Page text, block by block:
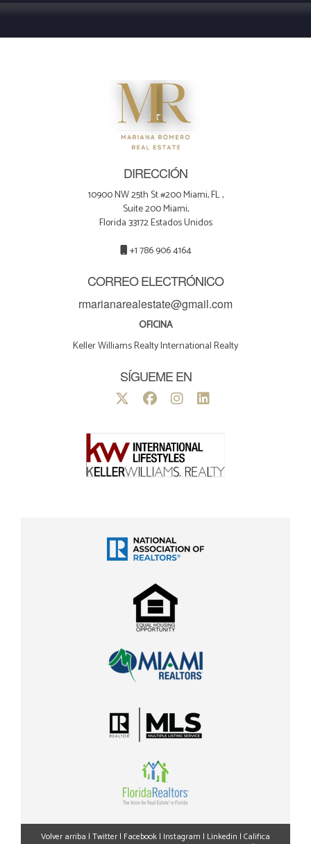
DIRECCIÓN
10900 NW 25th St #200 Miami, FL ,
Suite 200 Miami,
Florida 33172 Estados Unidos
+1 786 906 4164
CORREO ELECTRÓNICO
rmarianarealestate@gmail.com
OFICINA
Keller Williams Realty International Realty
SÍGUEME EN
Volver arriba | Twitter | Facebook | Instagram | Linkedin | Califica